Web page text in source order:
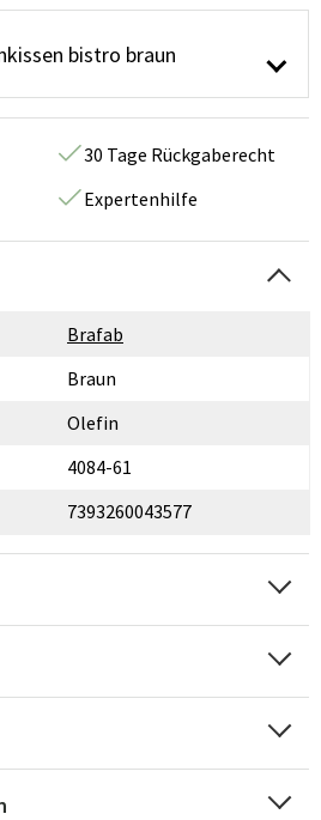
bistro braun
30 Tage Rückgaberecht
Expertenhilfe
Brafab
Braun
Olefin
4084-61
7393260043577